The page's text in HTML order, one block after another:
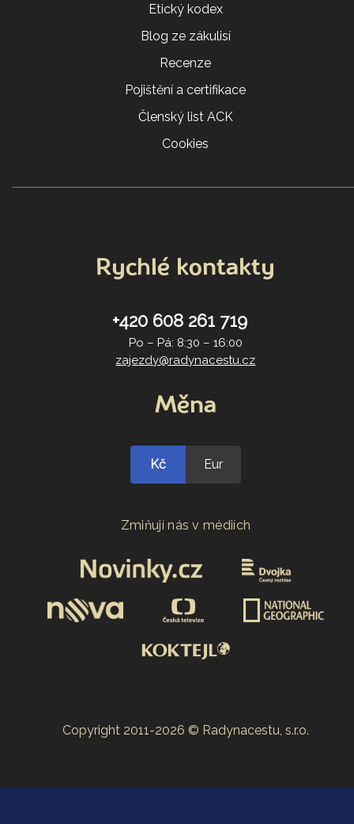
Etický kodex
Blog ze zákulisí
Recenze
Pojištění a certifikace
Členský list ACK
Cookies
Rychlé kontakty
+420 608 261 719
Po – Pá: 8:30 – 16:00
zajezdy@radynacestu.cz
Měna
Kč Eur
Zmiňují nás v médiích
Copyright 2011-2026 © Radynacestu, s.r.o.